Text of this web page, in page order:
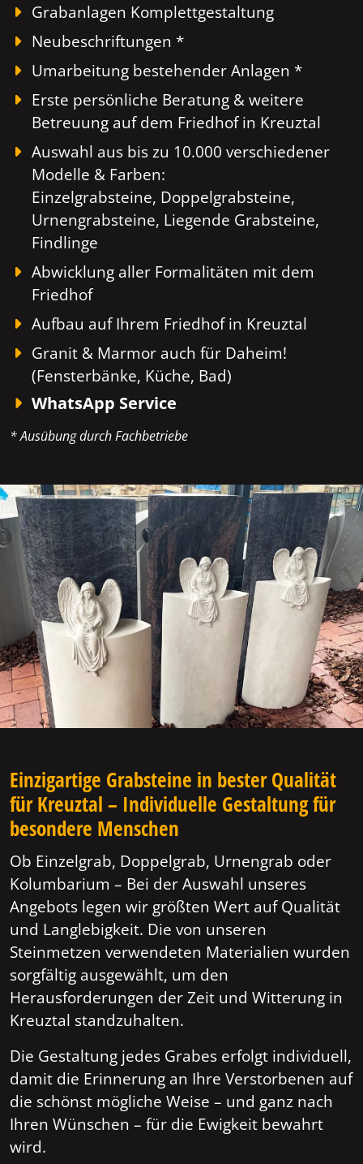
Grabanlagen Komplettgestaltung
Neubeschriftungen *
Umarbeitung bestehender Anlagen *
Erste persönliche Beratung & weitere
Betreuung auf dem Friedhof in Kreuztal
Auswahl aus bis zu 10.000 verschiedener
Modelle & Farben:
Einzelgrabsteine, Doppelgrabsteine,
Urnengrabsteine, Liegende Grabsteine,
Findlinge
Abwicklung aller Formalitäten mit dem
Friedhof
Aufbau auf Ihrem Friedhof in Kreuztal
Granit & Marmor auch für Daheim!
(Fensterbänke, Küche, Bad)
WhatsApp Service
* Ausübung durch Fachbetriebe
Einzigartige Grabsteine in bester Qualität
für Kreuztal – Individuelle Gestaltung für
besondere Menschen
Ob Einzelgrab, Doppelgrab, Urnengrab oder
Kolumbarium – Bei der Auswahl unseres
Angebots legen wir größten Wert auf Qualität
und Langlebigkeit. Die von unseren
Steinmetzen verwendeten Materialien wurden
sorgfältig ausgewählt, um den
Herausforderungen der Zeit und Witterung in
Kreuztal standzuhalten.
Die Gestaltung jedes Grabes erfolgt individuell,
damit die Erinnerung an Ihre Verstorbenen auf
die schönst mögliche Weise – und ganz nach
Ihren Wünschen – für die Ewigkeit bewahrt
wird.